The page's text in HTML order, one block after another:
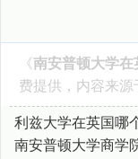
《南安普顿大学在
费提供，内容来源
利兹大学在英国哪
南安普顿大学商学